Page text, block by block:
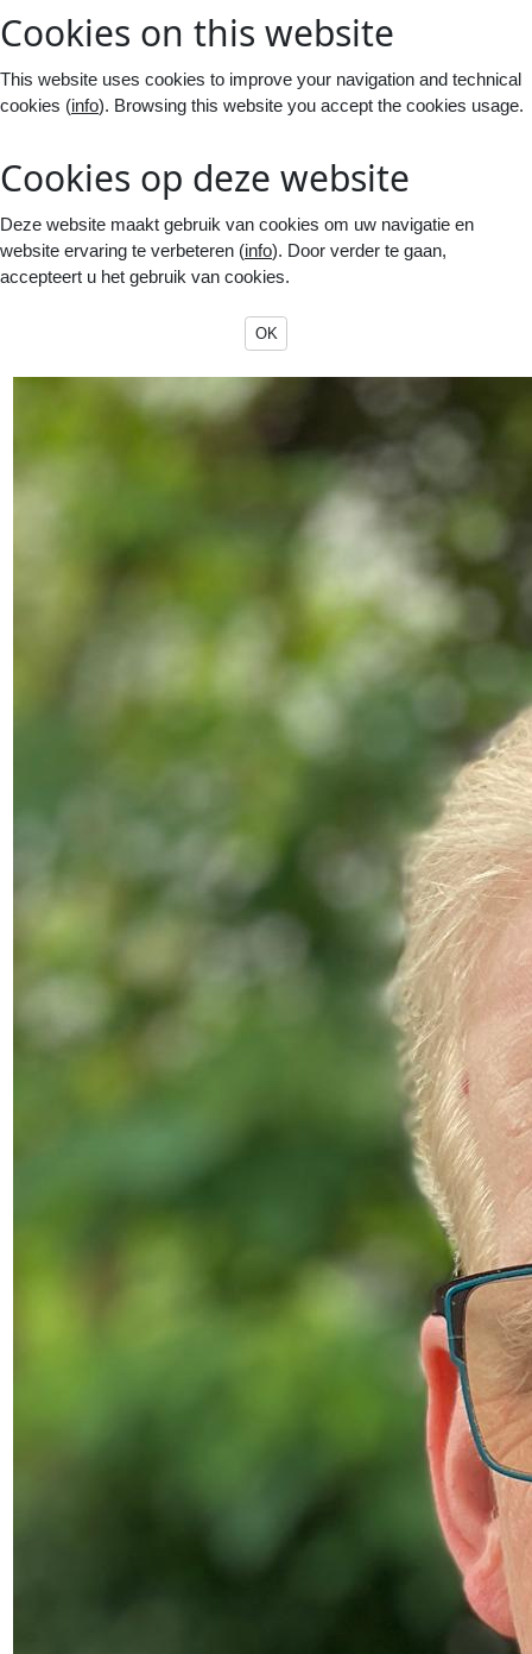
Cookies on this website
This website uses cookies to improve your navigation and technical
cookies (info). Browsing this website you accept the cookies usage.
Cookies op deze website
Deze website maakt gebruik van cookies om uw navigatie en
website ervaring te verbeteren (info). Door verder te gaan,
accepteert u het gebruik van cookies.
OK